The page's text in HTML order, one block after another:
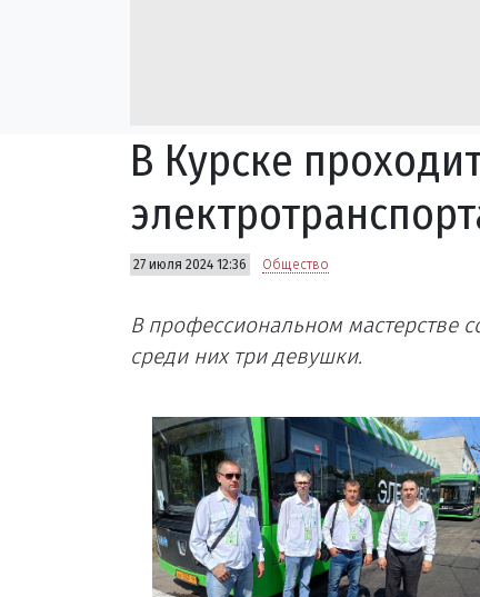
В Курске
27 июля 2024 12:36 Общество
В профессиональном мастерстве
среди них три девушки.